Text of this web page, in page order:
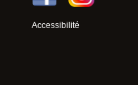
Accessibilité